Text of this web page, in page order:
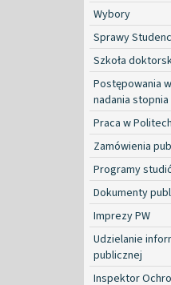
Wybory
Sprawy
Szkoła
Postępowania
nadania
Praca w
Zamówienia
Programy
Dokumenty
Imprezy PW
Udzielanie
publicznej
Inspektor